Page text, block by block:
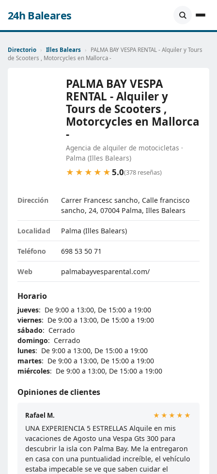
24h Baleares
Directorio › Illes Balears ›
PALMA BAY VESPA RENTAL - Alquiler y Tours
de Scooters , Motorcycles en Mallorca -
PALMA BAY VESPA
RENTAL - Alquiler y
Tours de Scooters ,
Motorcycles en Mallorca
-
Agencia de alquiler de motocicletas ·
Palma (Illes Balears)
★★★★★5.0(378 reseñas)
Dirección
Carrer Francesc sancho, Calle francisco
sancho, 24, 07004 Palma, Illes Balears
Localidad Palma (Illes Balears)
Teléfono 698 53 50 71
Web palmabayvesparental.com/
Horario
jueves: De 9:00 a 13:00, De 15:00 a 19:00
viernes: De 9:00 a 13:00, De 15:00 a 19:00
sábado: Cerrado
domingo: Cerrado
lunes: De 9:00 a 13:00, De 15:00 a 19:00
martes: De 9:00 a 13:00, De 15:00 a 19:00
miércoles: De 9:00 a 13:00, De 15:00 a 19:00
Opiniones de clientes
Rafael M. ★★★★★
UNA EXPERIENCIA 5 ESTRELLAS Alquile en mis
vacaciones de Agosto una Vespa Gts 300 para
descubrir la isla con Palma Bay. Me la entregaron
en casa con una puntualidad increíble, el vehículo
estaba impecable se ve que saben cuidar el